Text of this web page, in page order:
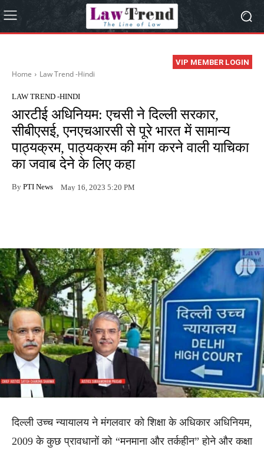
VIP MEMBER LOGIN
Home Law Trend -Hindi
LAW TREND -HINDI
आरटीई अधिनियम: एचसी ने दिल्ली सरकार,
सीबीएसई, एनएचआरसी से पूरे भारत में सामान्य
पाठ्यक्रम, पाठ्यक्रम की मांग करने वाली याचिका
का जवाब देने के लिए कहा
By PTI News May 16, 2023 5:20 PM
दिल्ली उच्च न्यायालय ने मंगलवार को शिक्षा के अधिकार अधिनियम,
2009 के कुछ प्रावधानों को “मनमाना और तर्कहीन” होने और कक्षा